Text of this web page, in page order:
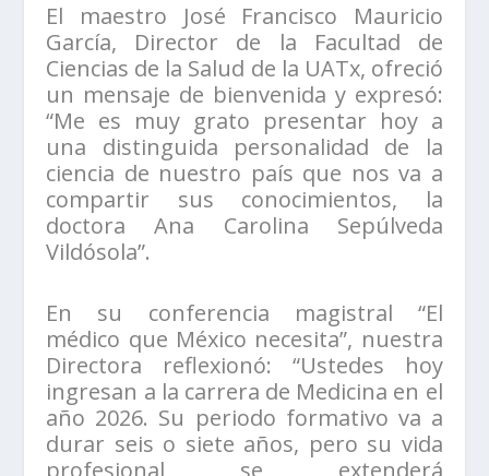
El maestro José Francisco Mauricio
García, Director de la Facultad de
Ciencias de la Salud de la UATx, ofreció
un mensaje de bienvenida y expresó:
“Me es muy grato presentar hoy a
una distinguida personalidad de la
ciencia de nuestro país que nos va a
compartir sus conocimientos, la
doctora Ana Carolina Sepúlveda
Vildósola”.
En su conferencia magistral “El
médico que México necesita”, nuestra
Directora reflexionó: “Ustedes hoy
ingresan a la carrera de Medicina en el
año 2026. Su periodo formativo va a
durar seis o siete años, pero su vida